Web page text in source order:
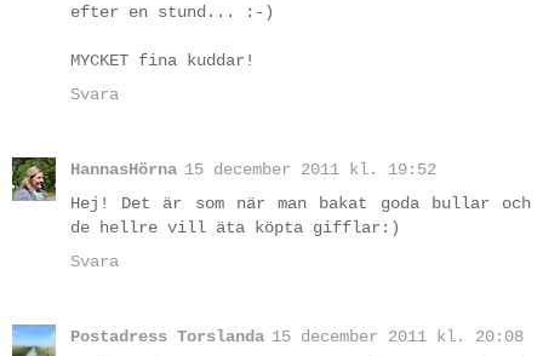
efter en stund... :-)
MYCKET fina kuddar!
Svara
HannasHörna 15 december 2011 kl. 19:52
Hej! Det är som när man bakat goda bullar och
de hellre vill äta köpta gifflar:)
Svara
Postadress Torslanda 15 december 2011 kl. 20:08